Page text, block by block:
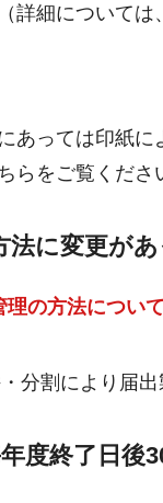
詳細については
あっては印紙
らをご覧くださ
法に変更が
理の方法につい
分割により届
度終了日後